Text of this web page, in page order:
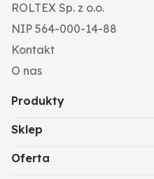
ROLTEX Sp. z o.o.
NIP 564-000-14-88
Kontakt
O nas
Produkty
Sklep
Oferta